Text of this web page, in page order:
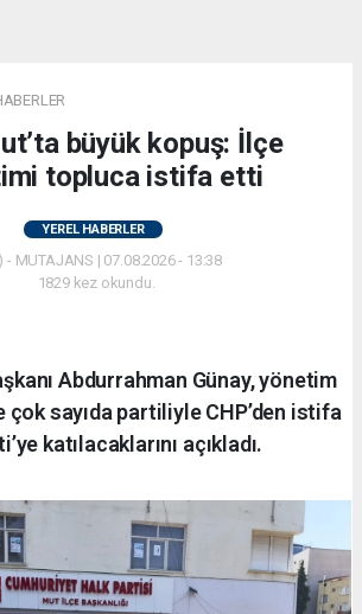
büyük kopuş: İlçe
topluca istifa etti
YEREL HABERLER
- MUTAJANS | 07.08.2026 - 13:38
1829 kez okundu.
Abdurrahman Günay, yönetim
çok sayıda partiliyle CHP’den istifa
katılacaklarını açıkladı.